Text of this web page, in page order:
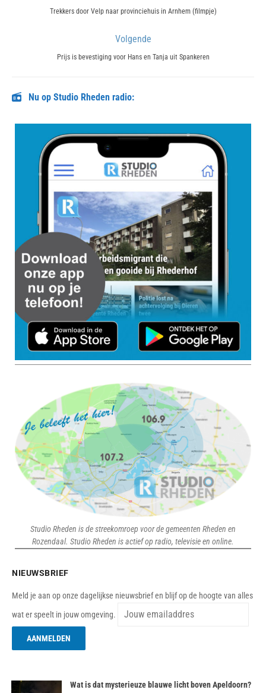
navigatiePrevious
Trekkers door Velp naar provinciehuis in Arnhem (filmpje)
Volgende
Next
Prijs is bevestiging voor Hans en Tanja uit Spankeren
Nu op Studio Rheden radio:
Studio Rheden is de streekomroep voor de gemeenten Rheden en
Rozendaal. Studio Rheden is actief op radio, televisie en online.
NIEUWSBRIEF
Meld je aan op onze dagelijkse nieuwsbrief en blijf op de hoogte van alles
wat er speelt in jouw omgeving.
Wat is dat mysterieuze blauwe licht boven Apeldoorn?